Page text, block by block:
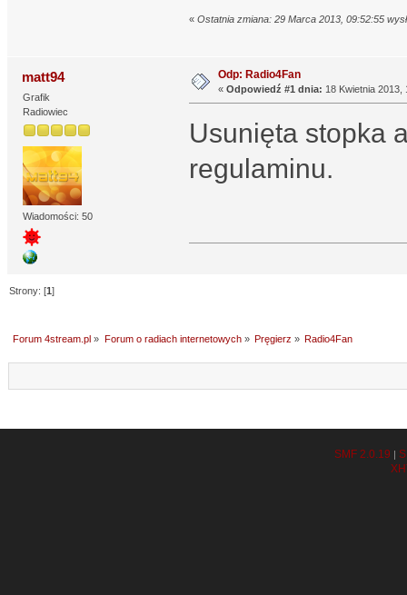
« Ostatnia zmiana: 29 Marca 2013, 09:52:55
matt94
Grafik
Radiowiec
Wiadomości: 50
Odp: Radio4Fan
« Odpowiedź #1 dnia: 18 Kwietnia 2013,
Usunięta stopka
regulaminu.
Strony: [1]
Forum 4stream.pl » Forum o radiach internetowych» Pręgierz » Radio4Fan
SMF 2.0.19 |